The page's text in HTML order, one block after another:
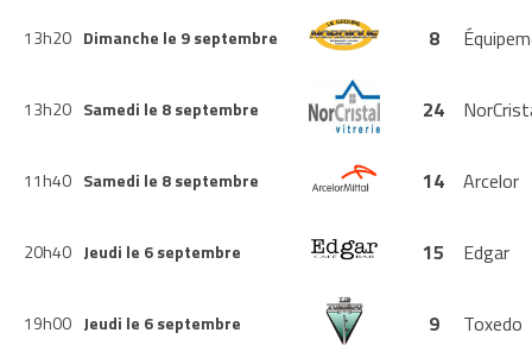
13h20 Dimanche le 9 septembre 8
13h20 Samedi le 8 septembre 24
11h40 Samedi le 8 septembre 14 Arcelor
20h40 Jeudi le 6 septembre 15 Edgar
19h00 Jeudi le 6 septembre 9 Toxedo